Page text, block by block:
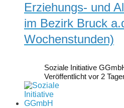
Erziehungs- und
im Bezirk Bruck
Wochenstunden)
Soziale Initiative
Veröffentlicht vor 2